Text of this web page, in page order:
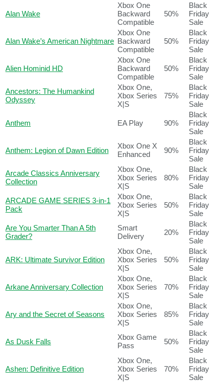
Alan Wake
Xbox One
Backward
Compatible
50%
Black
Friday
Sale
Alan Wake’s American Nightmare
Xbox One
Backward
Compatible
50%
Black
Friday
Sale
Alien Hominid HD
Xbox One
Backward
Compatible
50%
Black
Friday
Sale
Ancestors: The Humankind
Odyssey
Xbox One,
Xbox Series
X|S
75%
Black
Friday
Sale
Anthem EA Play 90%
Black
Friday
Sale
Anthem: Legion of Dawn Edition
Xbox One X
Enhanced
90%
Black
Friday
Sale
Arcade Classics Anniversary
Collection
Xbox One,
Xbox Series
X|S
80%
Black
Friday
Sale
ARCADE GAME SERIES 3-in-1
Pack
Xbox One,
Xbox Series
X|S
50%
Black
Friday
Sale
Are You Smarter Than A 5th
Grader?
Smart
Delivery
20%
Black
Friday
Sale
ARK: Ultimate Survivor Edition
Xbox One,
Xbox Series
X|S
50%
Black
Friday
Sale
Arkane Anniversary Collection
Xbox One,
Xbox Series
X|S
70%
Black
Friday
Sale
Ary and the Secret of Seasons
Xbox One,
Xbox Series
X|S
85%
Black
Friday
Sale
As Dusk Falls
Xbox Game
Pass
50%
Black
Friday
Sale
Ashen: Definitive Edition
Xbox One,
Xbox Series
X|S
70%
Black
Friday
Sale